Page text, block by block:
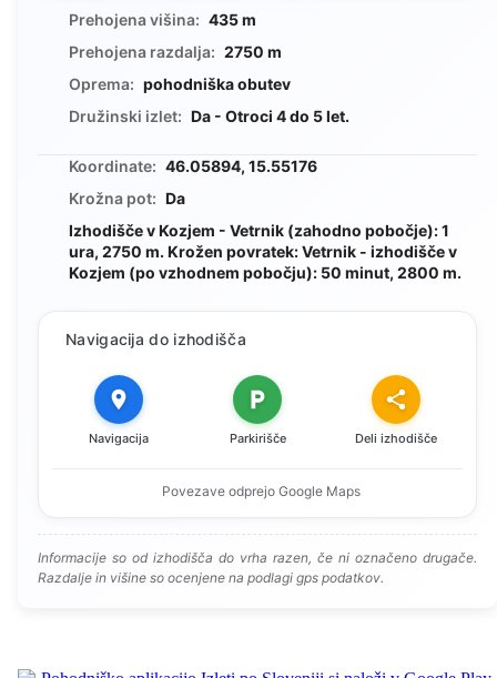
Prehojena višina: 435 m
Prehojena razdalja: 2750 m
Oprema: pohodniška obutev
Družinski izlet: Da - Otroci 4 do 5 let.
Koordinate: 46.05894, 15.55176
Krožna pot: Da
Izhodišče v Kozjem - Vetrnik (zahodno pobočje): 1
ura, 2750 m. Krožen povratek: Vetrnik - izhodišče v
Kozjem (po vzhodnem pobočju): 50 minut, 2800 m.
Navigacija do izhodišča
Navigacija Parkirišče Deli izhodišče
Povezave odprejo Google Maps
Informacije so od izhodišča do vrha razen, če ni označeno drugače.
Razdalje in višine so ocenjene na podlagi gps podatkov.